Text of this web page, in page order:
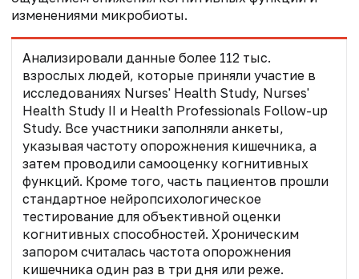
изменениями микробиоты.
Анализировали данные более 112 тыс.
взрослых людей, которые приняли участие в
исследованиях Nurses' Health Study, Nurses'
Health Study II и Health Professionals Follow-up
Study. Все участники заполняли анкеты,
указывая частоту опорожнения кишечника, а
затем проводили самооценку когнитивных
функций. Кроме того, часть пациентов прошли
стандартное нейропсихологическое
тестирование для объективной оценки
когнитивных способностей. Хроническим
запором считалась частота опорожнения
кишечника один раз в три дня или реже.